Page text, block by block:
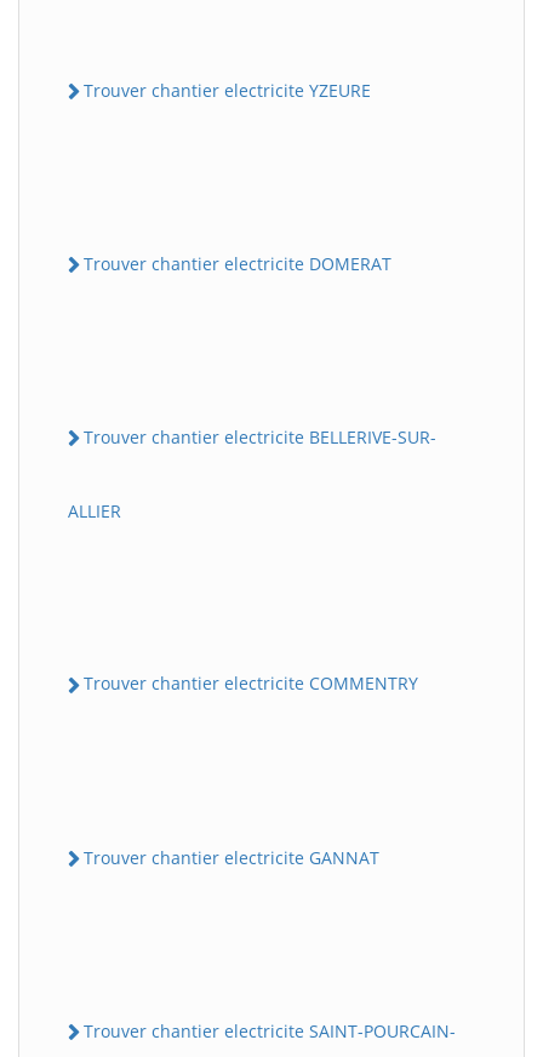
Trouver chantier electricite YZEURE
Trouver chantier electricite DOMERAT
Trouver chantier electricite BELLERIVE-SUR-
ALLIER
Trouver chantier electricite COMMENTRY
Trouver chantier electricite GANNAT
Trouver chantier electricite SAINT-POURCAIN-